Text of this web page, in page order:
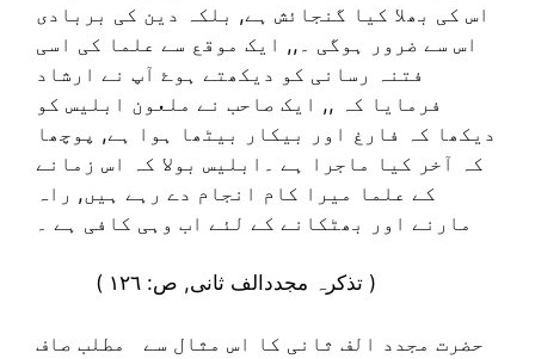
اس کی بھلا کیا گنجائش ہے, بلکہ دین کی بربادی
اس سے ضرور ہوگی ۔,, ایک موقع سے علما کی اسی
فتنہ رسانی کو دیکھتے ہوۓ آپ نے ارشاد
فرمایا کہ ,, ایک صاحب نے ملعون ابلیس کو
دیکھا کہ فارغ اور بیکار بیٹھا ہوا ہے, پوچھا
کہ آخر کیا ماجرا ہے ۔ابلیس بولا کہ اس زمانے
کے علما میرا کام انجام دے رہے ہیں, راہ
مارنے اور بھٹکانے کے لئے اب وہی کافی ہے ۔
( تذکرہ مجددالف ثانی, ص: ١٢٦ )
حضرت مجدد الف ثانی کا اس مثال سے مطلب صاف